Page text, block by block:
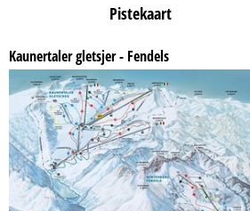
Pistekaart
Kaunertaler gletsjer - Fendels